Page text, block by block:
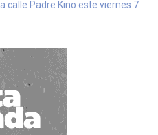
calle Padre Kino este viernes 7